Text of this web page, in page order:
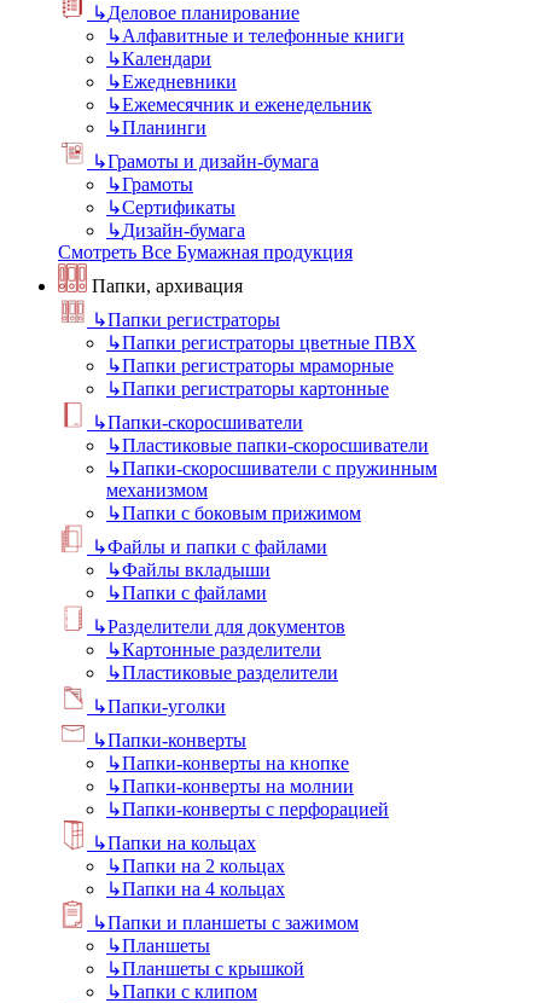
↳Деловое планирование
↳Алфавитные и телефонные книги
↳Календари
↳Ежедневники
↳Ежемесячник и еженедельник
↳Планинги
↳Грамоты и дизайн-бумага
↳Грамоты
↳Сертификаты
↳Дизайн-бумага
Смотреть Все Бумажная продукция
Папки, архивация
↳Папки регистраторы
↳Папки регистраторы цветные ПВХ
↳Папки регистраторы мраморные
↳Папки регистраторы картонные
↳Папки-скоросшиватели
↳Пластиковые папки-скоросшиватели
↳Папки-скоросшиватели с пружинным
механизмом
↳Папки с боковым прижимом
↳Файлы и папки с файлами
↳Файлы вкладыши
↳Папки с файлами
↳Разделители для документов
↳Картонные разделители
↳Пластиковые разделители
↳Папки-уголки
↳Папки-конверты
↳Папки-конверты на кнопке
↳Папки-конверты на молнии
↳Папки-конверты с перфорацией
↳Папки на кольцах
↳Папки на 2 кольцах
↳Папки на 4 кольцах
↳Папки и планшеты с зажимом
↳Планшеты
↳Планшеты с крышкой
↳Папки с клипом